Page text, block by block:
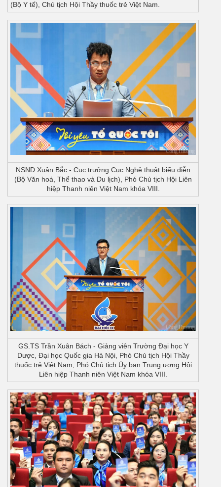
(Bộ Y tế), Chủ tịch Hội Thầy thuốc trẻ Việt Nam.
NSND Xuân Bắc - Cục trưởng Cục Nghệ thuật biểu diễn
(Bộ Văn hoá, Thể thao và Du lịch), Phó Chủ tịch Hội Liên
hiệp Thanh niên Việt Nam khóa VIII.
GS.TS Trần Xuân Bách - Giảng viên Trường Đại học Y
Dược, Đại học Quốc gia Hà Nội, Phó Chủ tịch Hội Thầy
thuốc trẻ Việt Nam, Phó Chủ tịch Ủy ban Trung ương Hội
Liên hiệp Thanh niên Việt Nam khóa VIII.